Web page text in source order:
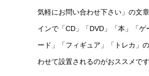
気軽にお問い合わせ下さい」の文
インで「CD」「DVD」「本」「
ード」「フィギュア」「トレカ」
わせて設置されるのがおススメです